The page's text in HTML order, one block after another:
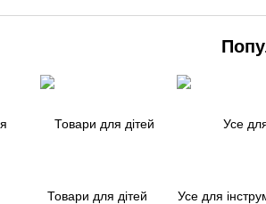
Товари для дітей
Усе для